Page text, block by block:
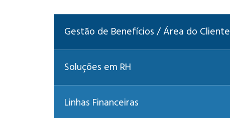
Gestão de Benefícios / Área do Cliente
Soluções em RH
Linhas Financeiras